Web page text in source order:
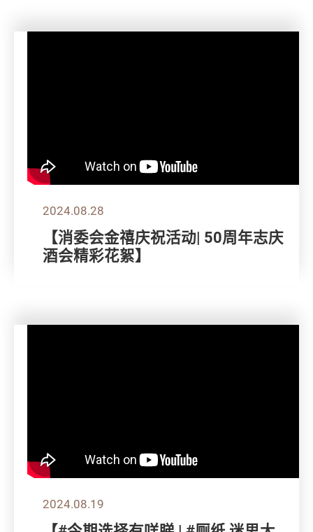
2024.08.28
【消委会金禧庆祝活动| 50周年志庆
酒会精彩花絮】
2024.08.19